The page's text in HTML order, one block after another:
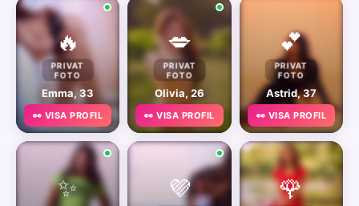
🔥
PRIVAT
FOTO
Emma, 33
👀 VISA PROFIL
💋
PRIVAT
FOTO
Olivia, 26
👀 VISA PROFIL
💕
PRIVAT
FOTO
Astrid, 37
👀 VISA PROFIL
✨ 💜 🌹